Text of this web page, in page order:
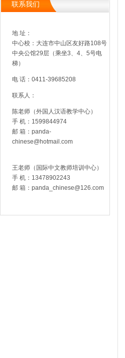
联系我们
地 址：
中心校：大连市中山区友好路108号
中央公馆29层（乘坐3、4、5号电
梯）
电 话：0411-39685208
联系人：
陈老师（外国人汉语教学中心）
手 机：1599844974
邮 箱： panda-
chinese@hotmail.com
王老师（国际中文教师培训中心）
手 机：13478902243
邮 箱： panda_chinese@126.com